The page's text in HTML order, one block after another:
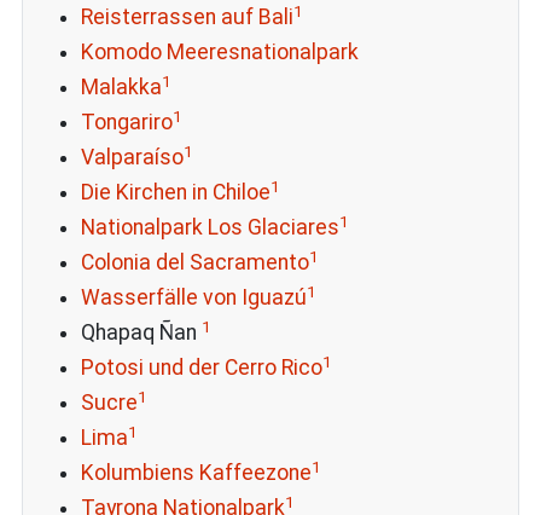
Reisterrassen auf Bali1
Komodo Meeresnationalpark
Malakka1
Tongariro1
Valparaíso1
Die Kirchen in Chiloe1
Nationalpark Los Glaciares1
Colonia del Sacramento1
Wasserfälle von Iguazú1
Qhapaq Ñan 1
Potosi und der Cerro Rico1
Sucre1
Lima1
Kolumbiens Kaffeezone1
Tayrona Nationalpark1